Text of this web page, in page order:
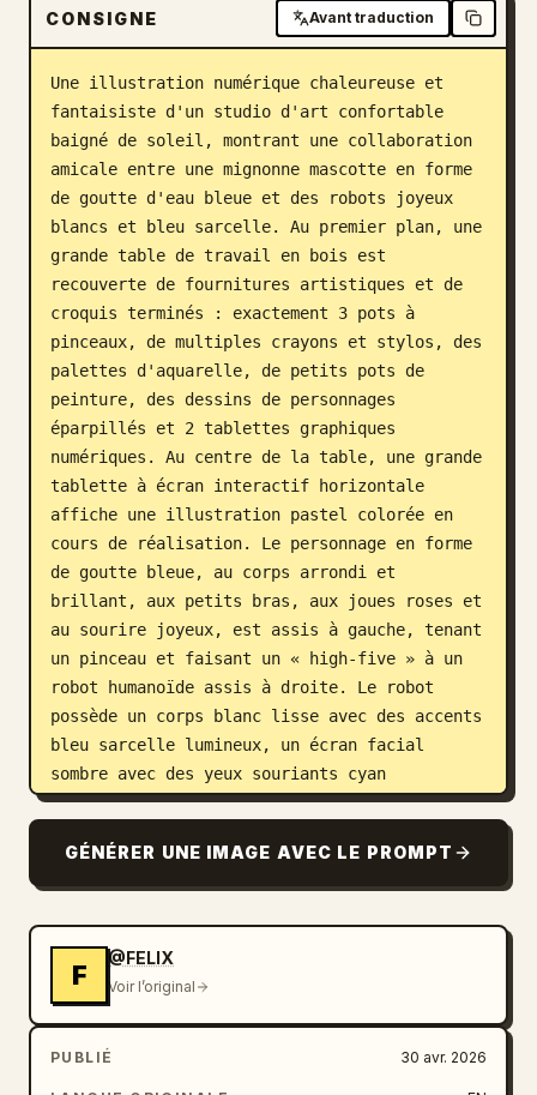
Blog
Mises à jour
CONSIGNE Avant traduction
Une illustration numérique chaleureuse et
fantaisiste d'un studio d'art confortable
baigné de soleil, montrant une collaboration
amicale entre une mignonne mascotte en forme
de goutte d'eau bleue et des robots joyeux
blancs et bleu sarcelle. Au premier plan, une
grande table de travail en bois est
recouverte de fournitures artistiques et de
croquis terminés : exactement 3 pots à
pinceaux, de multiples crayons et stylos, des
palettes d'aquarelle, de petits pots de
peinture, des dessins de personnages
éparpillés et 2 tablettes graphiques
numériques. Au centre de la table, une grande
tablette à écran interactif horizontale
affiche une illustration pastel colorée en
cours de réalisation. Le personnage en forme
de goutte bleue, au corps arrondi et
brillant, aux petits bras, aux joues roses et
au sourire joyeux, est assis à gauche, tenant
un pinceau et faisant un « high-five » à un
robot humanoïde assis à droite. Le robot
possède un corps blanc lisse avec des accents
bleu sarcelle lumineux, un écran facial
sombre avec des yeux souriants cyan
brillants, et une main touchant la tablette
mascotte, avec de petites lignes d'étincelles
festives autour du « high-five ». Au second
robots sont visibles : l'un assis à côté d'un
artiste humain et l'autre partiellement
visible dans le coin inférieur droit en train
de dessiner sur du papier. L'artiste humain
est vu de dos, les cheveux en chignon, assis
à un bureau près de la fenêtre et travaillant
GÉNÉRER UNE IMAGE AVEC LE PROMPT
F
@FELIX
Voir l’original
PUBLIÉ 30 avr. 2026